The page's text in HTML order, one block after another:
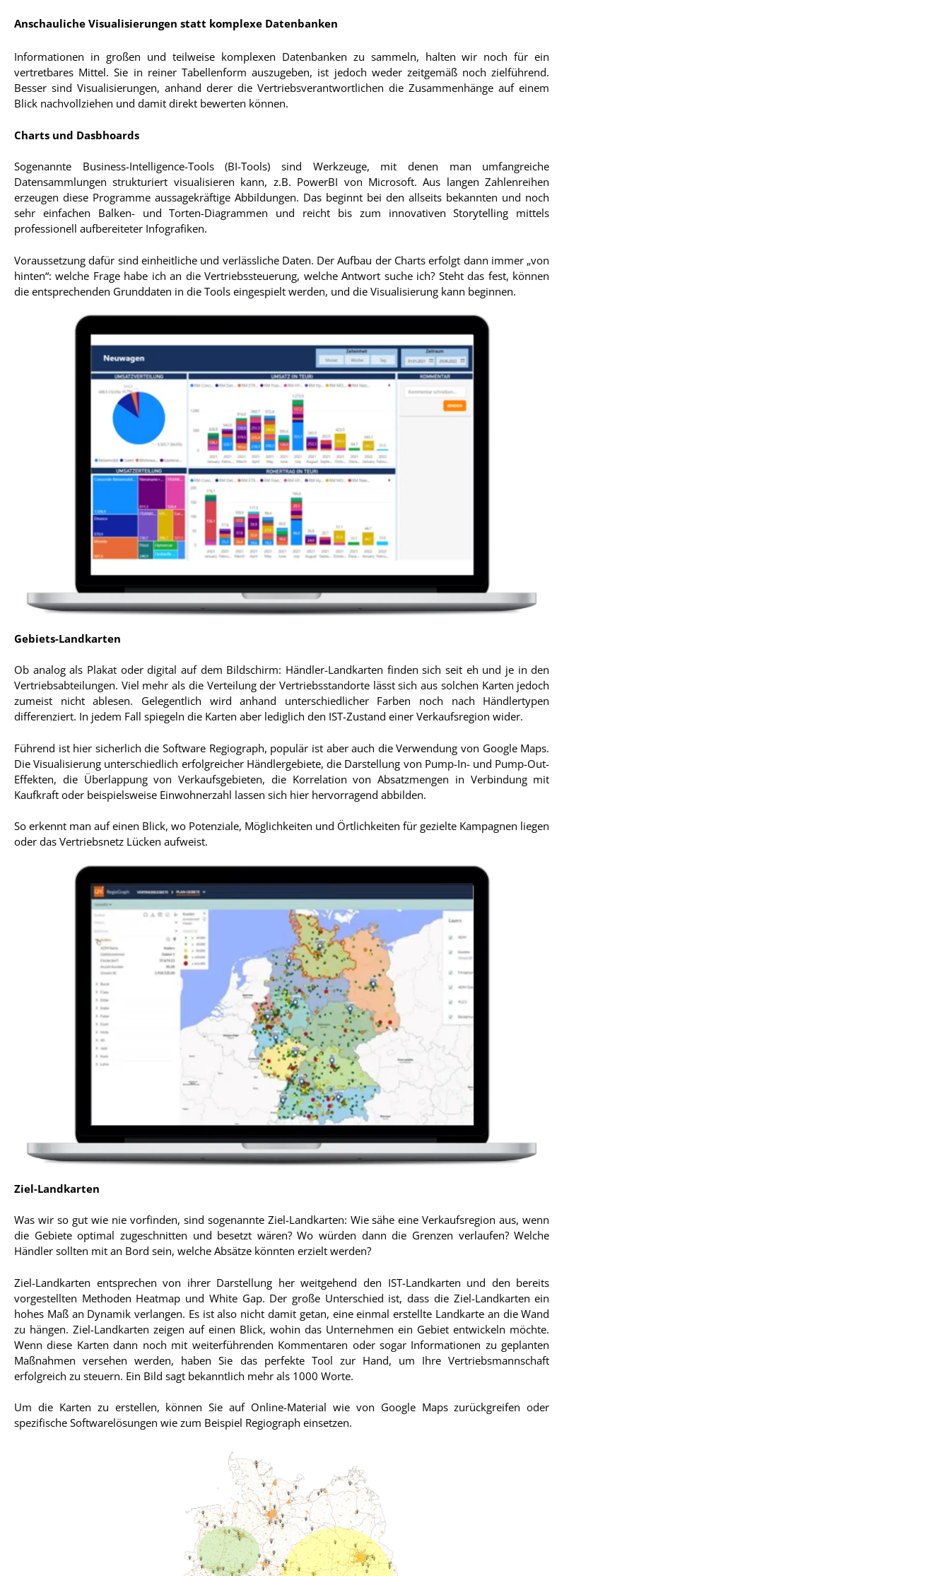
Anschauliche Visualisierungen statt komplexe Datenbanken
Informationen in großen und teilweise komplexen Datenbanken zu sammeln, halten wir noch für ein
vertretbares Mittel. Sie in reiner Tabellenform auszugeben, ist jedoch weder zeitgemäß noch zielführend.
Besser sind Visualisierungen, anhand derer die Vertriebsverantwortlichen die Zusammenhänge auf einem
Blick nachvollziehen und damit direkt bewerten können.
Charts und Dasbhoards
Sogenannte Business-Intelligence-Tools (BI-Tools) sind Werkzeuge, mit denen man umfangreiche
Datensammlungen strukturiert visualisieren kann, z.B. PowerBI von Microsoft. Aus langen Zahlenreihen
erzeugen diese Programme aussagekräftige Abbildungen. Das beginnt bei den allseits bekannten und noch
sehr einfachen Balken- und Torten-Diagrammen und reicht bis zum innovativen Storytelling mittels
professionell aufbereiteter Infografiken.
Voraussetzung dafür sind einheitliche und verlässliche Daten. Der Aufbau der Charts erfolgt dann immer „von
hinten“: welche Frage habe ich an die Vertriebssteuerung, welche Antwort suche ich? Steht das fest, können
die entsprechenden Grunddaten in die Tools eingespielt werden, und die Visualisierung kann beginnen.
Gebiets-Landkarten
Ob analog als Plakat oder digital auf dem Bildschirm: Händler-Landkarten finden sich seit eh und je in den
Vertriebsabteilungen. Viel mehr als die Verteilung der Vertriebsstandorte lässt sich aus solchen Karten jedoch
zumeist nicht ablesen. Gelegentlich wird anhand unterschiedlicher Farben noch nach Händlertypen
differenziert. In jedem Fall spiegeln die Karten aber lediglich den IST-Zustand einer Verkaufsregion wider.
Führend ist hier sicherlich die Software Regiograph, populär ist aber auch die Verwendung von Google Maps.
Die Visualisierung unterschiedlich erfolgreicher Händlergebiete, die Darstellung von Pump-In- und Pump-Out-
Effekten, die Überlappung von Verkaufsgebieten, die Korrelation von Absatzmengen in Verbindung mit
Kaufkraft oder beispielsweise Einwohnerzahl lassen sich hier hervorragend abbilden.
So erkennt man auf einen Blick, wo Potenziale, Möglichkeiten und Örtlichkeiten für gezielte Kampagnen liegen
oder das Vertriebsnetz Lücken aufweist.
Ziel-Landkarten
Was wir so gut wie nie vorfinden, sind sogenannte Ziel-Landkarten: Wie sähe eine Verkaufsregion aus, wenn
die Gebiete optimal zugeschnitten und besetzt wären? Wo würden dann die Grenzen verlaufen? Welche
Händler sollten mit an Bord sein, welche Absätze könnten erzielt werden?
Ziel-Landkarten entsprechen von ihrer Darstellung her weitgehend den IST-Landkarten und den bereits
vorgestellten Methoden Heatmap und White Gap. Der große Unterschied ist, dass die Ziel-Landkarten ein
hohes Maß an Dynamik verlangen. Es ist also nicht damit getan, eine einmal erstellte Landkarte an die Wand
zu hängen. Ziel-Landkarten zeigen auf einen Blick, wohin das Unternehmen ein Gebiet entwickeln möchte.
Wenn diese Karten dann noch mit weiterführenden Kommentaren oder sogar Informationen zu geplanten
Maßnahmen versehen werden, haben Sie das perfekte Tool zur Hand, um Ihre Vertriebsmannschaft
erfolgreich zu steuern. Ein Bild sagt bekanntlich mehr als 1000 Worte.
Um die Karten zu erstellen, können Sie auf Online-Material wie von Google Maps zurückgreifen oder
spezifische Softwarelösungen wie zum Beispiel Regiograph einsetzen.